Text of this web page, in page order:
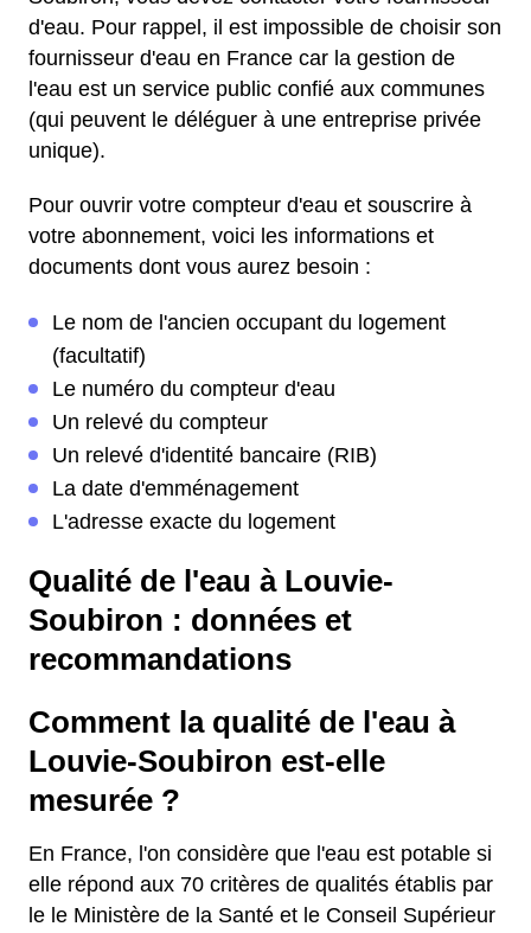
d'eau. Pour rappel, il est impossible de choisir son
fournisseur d'eau en France car la gestion de
l'eau est un service public confié aux communes
(qui peuvent le déléguer à une entreprise privée
unique).
Pour ouvrir votre compteur d'eau et souscrire à
votre abonnement, voici les informations et
documents dont vous aurez besoin :
Le nom de l'ancien occupant du logement
(facultatif)
Le numéro du compteur d'eau
Un relevé du compteur
Un relevé d'identité bancaire (RIB)
La date d'emménagement
L'adresse exacte du logement
Qualité de l'eau à Louvie-
Soubiron : données et
recommandations
Comment la qualité de l'eau à
Louvie-Soubiron est-elle
mesurée ?
En France, l'on considère que l'eau est potable si
elle répond aux 70 critères de qualités établis par
le le Ministère de la Santé et le Conseil Supérieur